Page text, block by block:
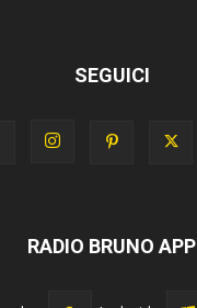
SEGUICI
RADIO BRUNO APP